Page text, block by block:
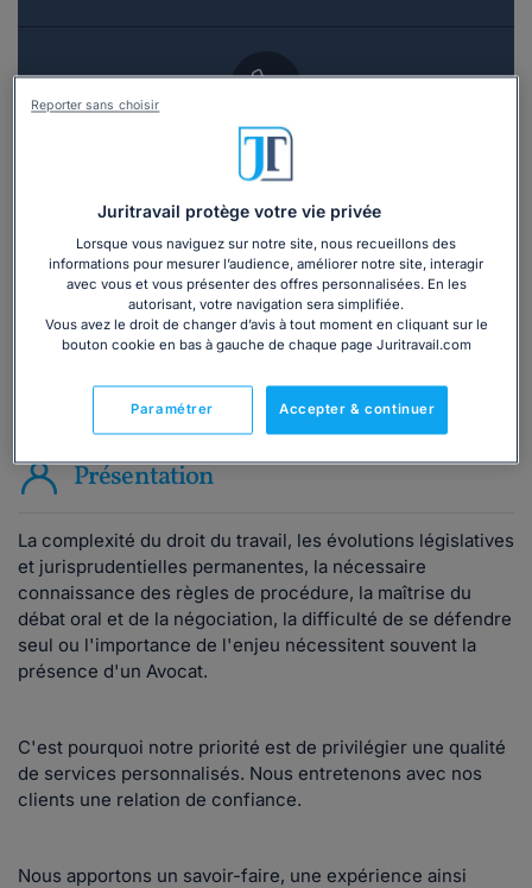
Vous souhaitez une consultation par
téléphone ?
Consulter immédiatement
ou appelez le01 75 75 42 33(8h à 21h du lundi au
vendredi)
Vous êtes avocat ?
Présentation
La complexité du droit du travail, les évolutions législatives
et jurisprudentielles permanentes, la nécessaire
connaissance des règles de procédure, la maîtrise du
débat oral et de la négociation, la difficulté de se défendre
seul ou l'importance de l'enjeu nécessitent souvent la
présence d'un Avocat.
C'est pourquoi notre priorité est de privilégier une qualité
de services personnalisés. Nous entretenons avec nos
clients une relation de confiance.
Nous apportons un savoir-faire, une expérience ainsi
Juritravail protège votre vie privée
Lorsque vous naviguez sur notre site, nous recueillons des
informations pour mesurer l’audience, améliorer notre site, interagir
avec vous et vous présenter des offres personnalisées. En les
autorisant, votre navigation sera simplifiée.
Vous avez le droit de changer d’avis à tout moment en cliquant sur le
bouton cookie en bas à gauche de chaque page Juritravail.com
Accepter & continuer
Paramétrer
Reporter sans choisir